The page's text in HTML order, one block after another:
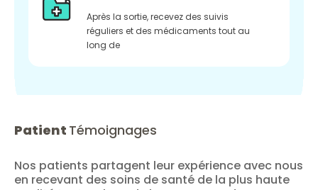
Après la sortie, recevez des suivis
réguliers et des médicaments tout au
long de
Patient Témoignages
Nos patients partagent leur expérience avec nous
en recevant des soins de santé de la plus haute